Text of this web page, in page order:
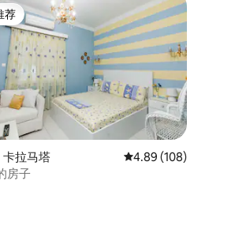
5 分），共 107 条评价
荐
荐
卡拉马塔 平均评分 4.89 分（满
4.89 (108)
房子